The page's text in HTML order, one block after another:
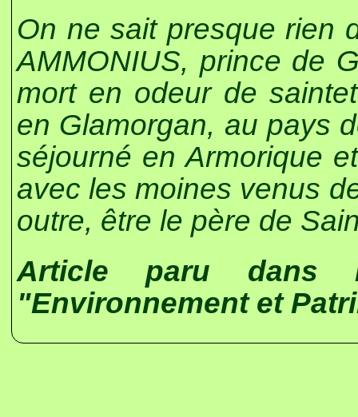
On ne sait presque rien
AMMONIUS, prince de
mort en odeur de
en Glamorgan, au pays
séjourné en Armorique
avec les moines venus
outre, être le père de
Article paru
"Environnement et